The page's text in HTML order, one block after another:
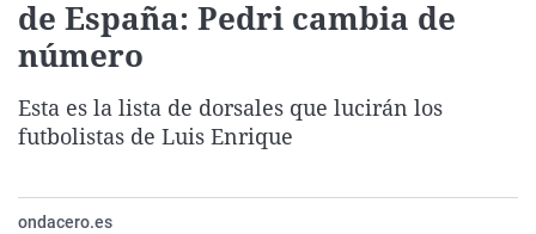
La rosa de los vientos
Como el perro y el
Caso
Equipo de
Extremadura
La Rioja
Virales
Elecciones
de España: Pedri cambia de
número
Esta es la lista de dorsales que lucirán los
futbolistas de Luis Enrique
ondacero.es